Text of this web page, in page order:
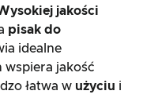
jakości
pisak do
idealne
wspiera jakość
łatwa w użyciu i